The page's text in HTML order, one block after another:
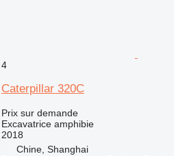
4
Caterpillar 320C
Prix sur demande
Excavatrice amphibie
2018
Chine, Shanghai